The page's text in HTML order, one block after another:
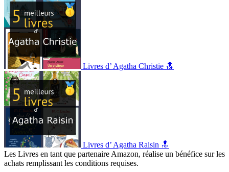
Livres d’ Agatha Christie 🔝
Livres d’ Agatha Raisin 🔝
Les Livres en tant que partenaire Amazon, réalise un bénéfice sur les
achats remplissant les conditions requises.